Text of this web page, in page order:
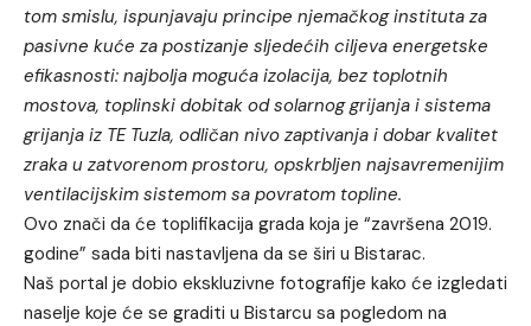
tom smislu, ispunjavaju principe njemačkog instituta za
pasivne kuće za postizanje sljedećih ciljeva energetske
efikasnosti: najbolja moguća izolacija, bez toplotnih
mostova, toplinski dobitak od solarnog grijanja i sistema
grijanja iz TE Tuzla, odličan nivo zaptivanja i dobar kvalitet
zraka u zatvorenom prostoru, opskrbljen najsavremenijim
ventilacijskim sistemom sa povratom topline.
Ovo znači da će toplifikacija grada koja je “završena 2019.
godine” sada biti nastavljena da se širi u Bistarac.
Naš portal je dobio ekskluzivne fotografije kako će izgledati
naselje koje će se graditi u Bistarcu sa pogledom na